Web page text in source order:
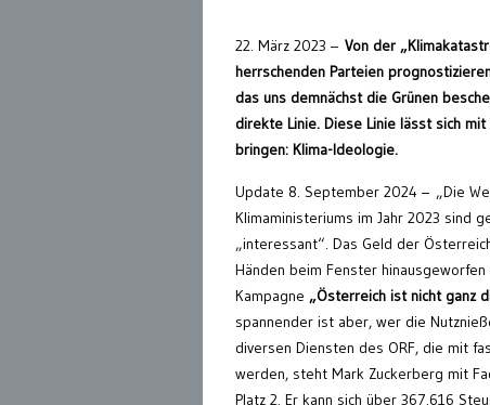
22. März 2023 – Von der
herrschenden Parteien
das uns demnächst die Grünen
direkte Linie. Diese Linie lässt sich
bringen: Klima-Ideologie.
Update 8. September 2024 – „Die
Klimaministeriums im Jahr 2023 sind
„interessant“. Das Geld der
Händen beim Fenster
Kampagne „Österreich ist nicht ganz
spannender ist aber, wer die
diversen Diensten des ORF, die mit
werden, steht Mark Zuckerberg mit
Platz 2. Er kann sich über 367.616